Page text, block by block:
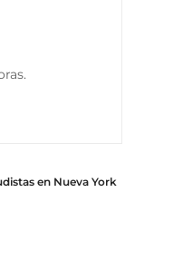
en Nueva York